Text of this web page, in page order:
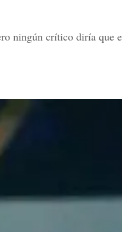
ningún crítico diría que